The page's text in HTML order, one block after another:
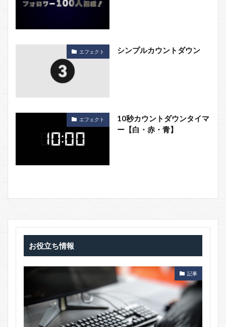
エフェクト シンプルカウントダウン
エフェクト
10秒カウントダウンタイマ
ー【白・赤・青】
お役立ち情報
記事